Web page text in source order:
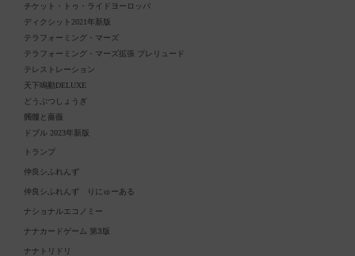
チケット・トゥ・ライドヨーロッパ
ディクシット2021年新版
テラフォーミング・マーズ
テラフォーミング・マーズ拡張 プレリュード
テレストレーション
天下鳴動DELUXE
どうぶつしょうぎ
髑髏と薔薇
ドブル 2023年新版
トランプ
仲良シふれんず
仲良シふれんず りにゅーある
ナショナルエコノミー
ナナカードゲーム 第3版
ナナトリドリ